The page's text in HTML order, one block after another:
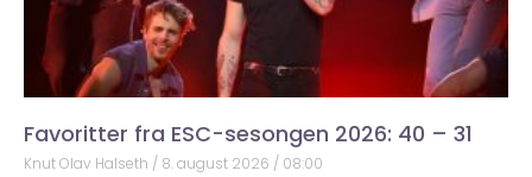
Favoritter fra ESC-sesongen 2026: 40 – 31
Knut Olav Halseth 8. august 2026 08:00